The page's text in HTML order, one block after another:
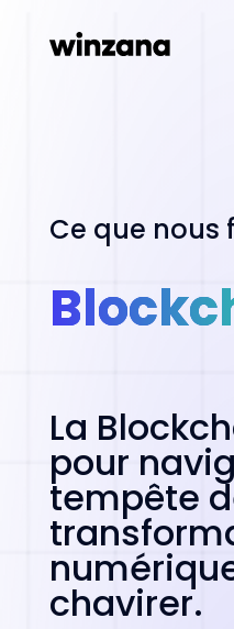
Ce que nous
La
pour
tempête
chavirer.